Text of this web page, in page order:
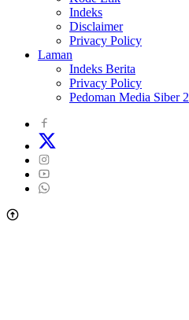
Indeks
Disclaimer
Privacy Policy
Laman
Indeks Berita
Privacy Policy
Pedoman Media Siber 2